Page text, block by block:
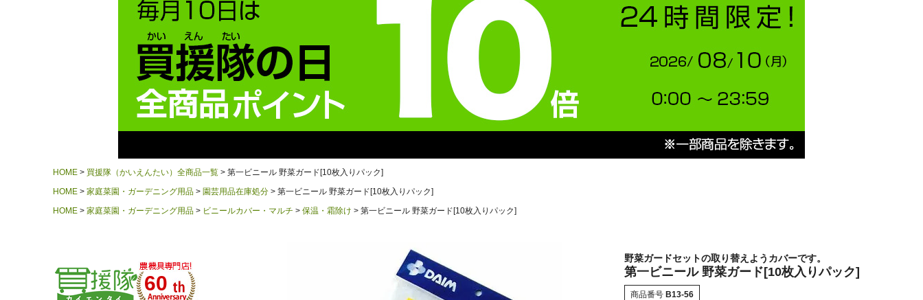
HOME 買援隊（かいえんたい）全商品一覧
第一ビニール 野菜ガード[10枚入りパック]
HOME
家庭菜園・ガーデニング用品 園芸用品在庫処分
第一ビニール 野菜ガード[10枚入りパック]
HOME
家庭菜園・ガーデニング用品 ビニールカバー・マルチ 保温・霜除け 第一ビニール 野菜ガード[10枚入りパック]
60
野菜ガードセットの取り替えようカバーです。
第一ビニール 野菜ガード[10枚入りパック]
商品番号 B13-56